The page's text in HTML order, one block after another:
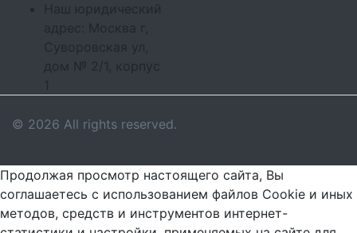
Наш юридический
адрес: Москва г,
Суворовская ул,
дом № 2/1, корпус
© 2026 All rights reserved.
Продолжая просмотр настоящего сайта, Вы
соглашаетесь с использованием файлов Cookie и иных
методов, средств и инструментов интернет-